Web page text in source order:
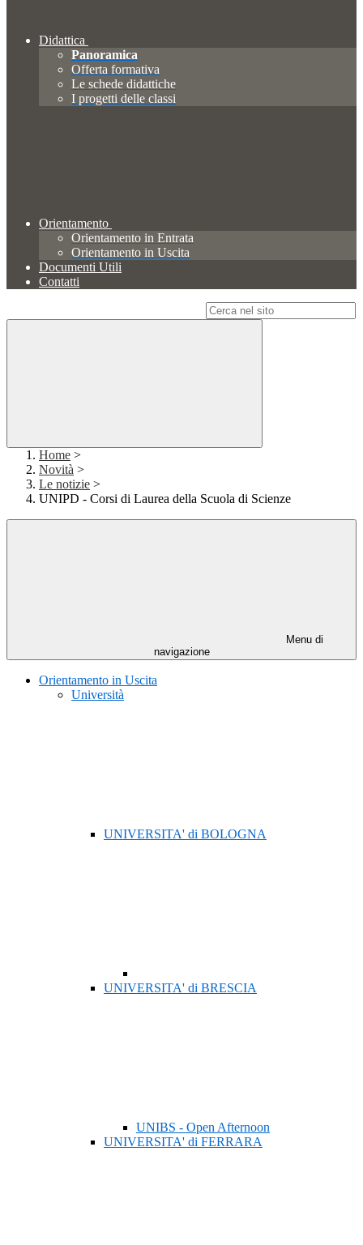
Didattica
Panoramica
Offerta formativa
Le schede didattiche
I progetti delle classi
Orientamento
Orientamento in Entrata
Orientamento in Uscita
Documenti Utili
Contatti
Home >
Novità >
Le notizie >
UNIPD - Corsi di Laurea della Scuola di Scienze
Menu di
navigazione
Orientamento in Uscita
Università
UNIVERSITA' di BOLOGNA
UNIVERSITA' di BRESCIA
UNIBS - Open Afternoon
UNIVERSITA' di FERRARA